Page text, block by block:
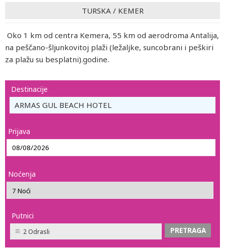
TURSKA / KEMER
Oko 1 km od centra Kemera, 55 km od aerodroma Antalija,
na peščano-šljunkovitoj plaži (ležaljke, suncobrani i peškiri
za plažu su besplatni).godine.
Destinacije
ARMAS GUL BEACH HOTEL
Prijava
Noćenja
Putnici
2 Odrasli